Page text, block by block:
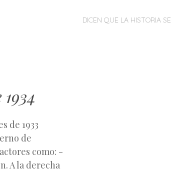
MENÚ
SALTARDICEN QUE LA HISTORIA
de 1933
de
como: -
A la derecha